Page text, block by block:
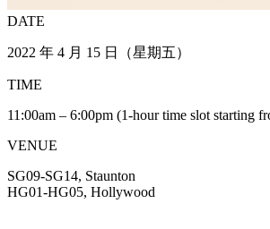
DATE
2022 年 4 月 15 日（星期五）
TIME
11:00am – 6:00pm (1-hour time slot starting
VENUE
SG09-SG14, Staunton
HG01-HG05, Hollywood